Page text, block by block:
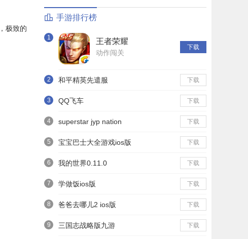
极致的
手游排行榜
1 王者荣耀
动作闯关
下载
2 和平精英先遣服 下载
3 QQ飞车 下载
4 superstar jyp nation 下载
5 宝宝巴士大全游戏ios版 下载
6 我的世界0.11.0 下载
7 学做饭ios版 下载
8 爸爸去哪儿2 ios版 下载
9 三国志战略版九游 下载